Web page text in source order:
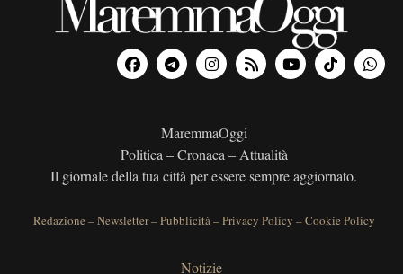
MaremmaOggi
Politica – Cronaca – Attualità
Il giornale della tua città per essere sempre aggiornato.
Redazione –Newsletter–Pubblicità–Privacy Policy –Cookie Policy
Notizie